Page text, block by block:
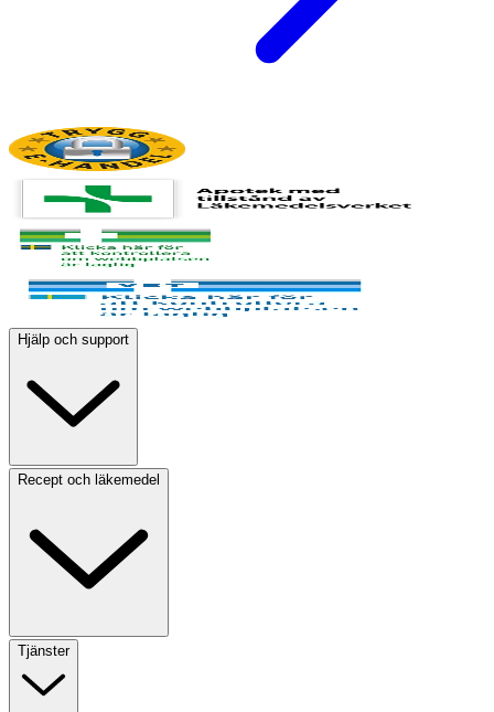
Hjälp och support
Recept och läkemedel
Tjänster